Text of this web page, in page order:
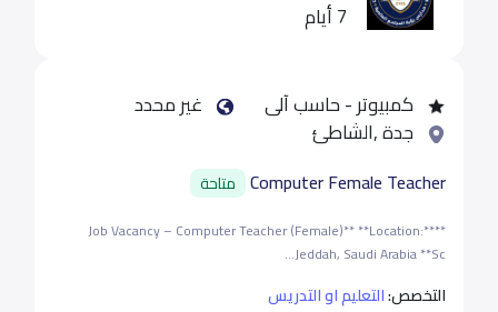
7 أيام
كمبيوتر - حاسب آلى غير محدد
جدة ,الشاطئ
Computer Female Teacher متاحة
**Job Vacancy – Computer Teacher (Female)** **Location:**
Jeddah, Saudi Arabia **Sc...
التخصص:التعليم او التدريس